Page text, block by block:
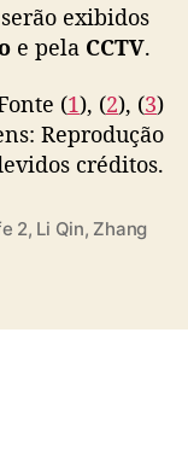
u
o
u
n
e
Q
serão exibidos
e pela CCTV.
(1), (2), (3)
Reprodução
créditos.
2, Li Qin, Zhang